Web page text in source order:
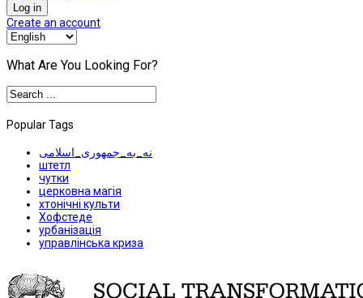
Log in
Create an account
What Are You Looking For?
Popular Tags
نه_به_جمهوری_اسلامی
штетл
чутки
церковна магія
хтонічні культи
Хофстеде
урбанізація
управлінська криза